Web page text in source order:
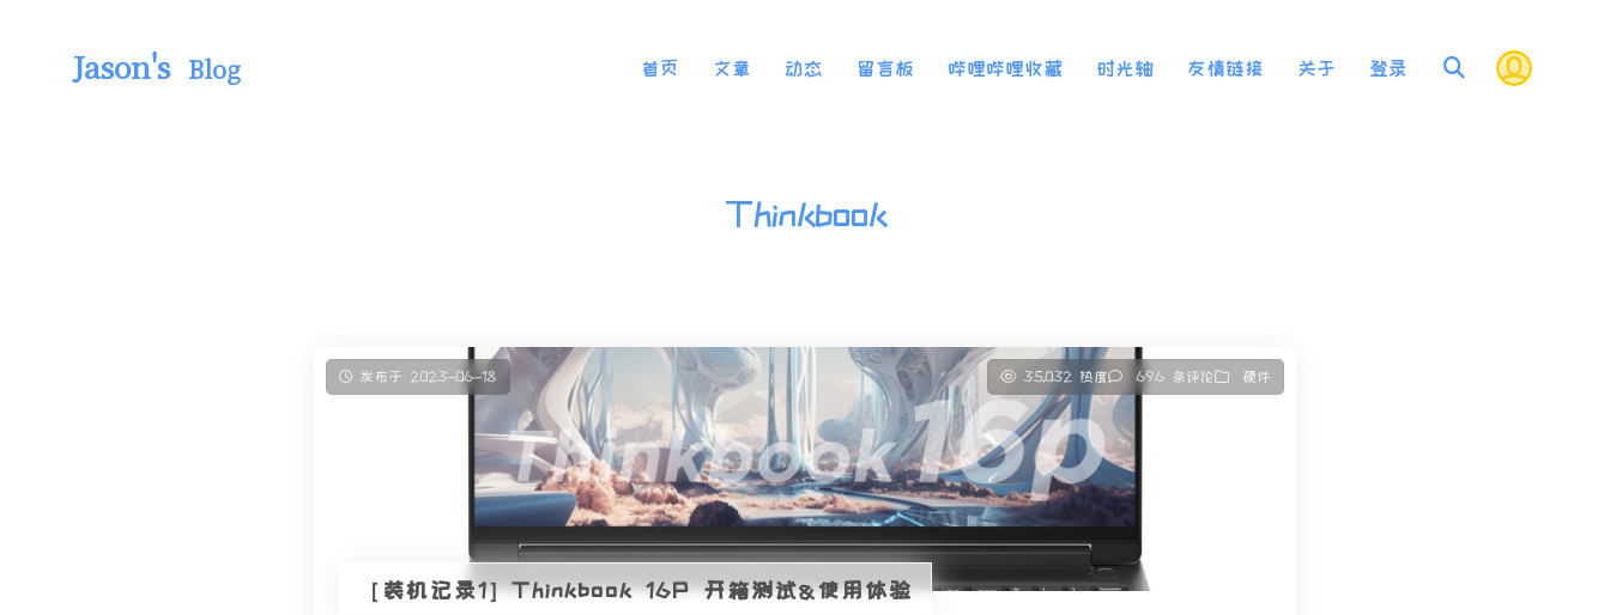
Jason's Blog 首页 文章 动态 留言板 哔哩哔哩收藏 时光轴 友情链接 关于 登录
Thinkbook
发布于 2023-06-18 35,032 热度 696 条评论 硬件
［装机记录1］Thinkbook 16P 开箱测试&使用体验